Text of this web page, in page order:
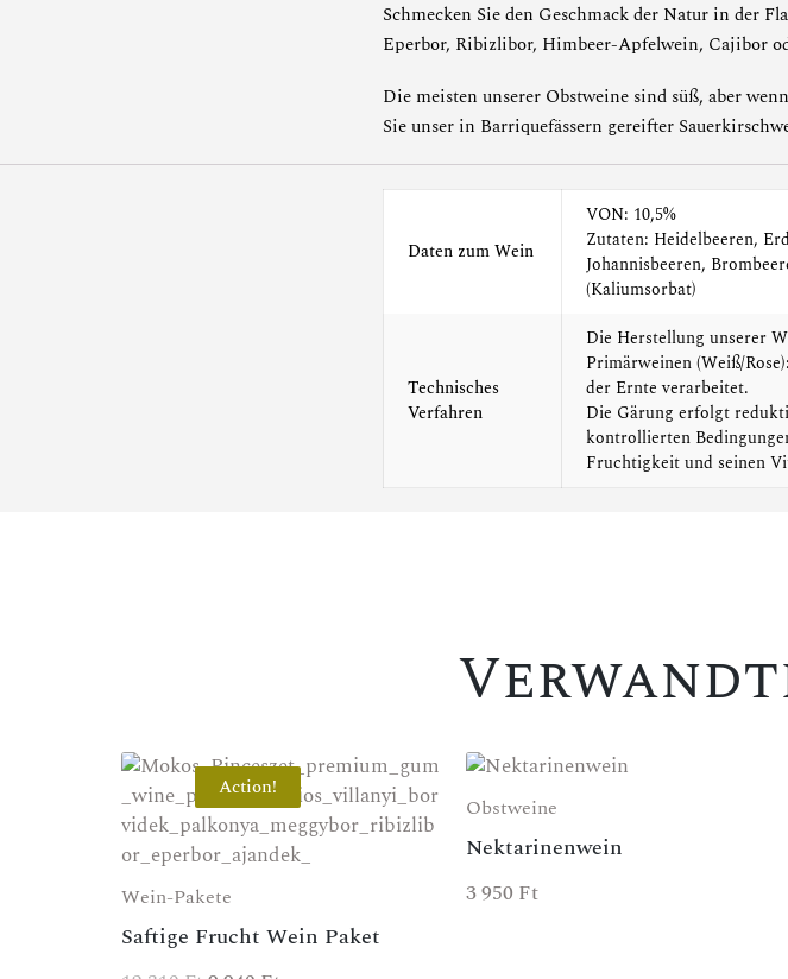
Schmecken Sie den Geschmack der Natur in der
Eperbor, Ribizlibor, Himbeer-Apfelwein, Cajibor
Die meisten unserer Obstweine sind süß, aber
Sieunser in Barriquefässern gereifter
Daten zum Wein
VON: 10,5%
Zutaten: Heidelbeeren,
Johannisbeeren,
(Kaliumsorbat)
Technisches
Verfahren
Die Herstellung unserer
Primärweinen (Weiß/
der Ernte verarbeitet.
Die Gärung erfolgt
kontrollierten
Fruchtigkeit und seinen
Action!
Wein-Pakete
Saftige Frucht Wein Paket
Obstweine
Nektarinenwein
3 950 Ft